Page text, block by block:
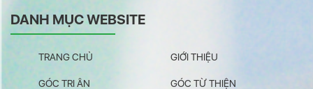
DANH MỤC WEBSITE
TRANG CHỦ GIỚI THIỆU
GÓC TRI ÂN GÓC TỪ THIỆN